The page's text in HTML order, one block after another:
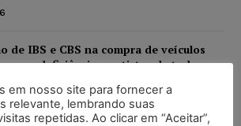
de IBS e CBS na compra de veículos
com deficiência e autistas de todos os
07/08/2026
em nosso site para fornecer a
relevante, lembrando suas
repetidas. Ao clicar em “Aceitar”,